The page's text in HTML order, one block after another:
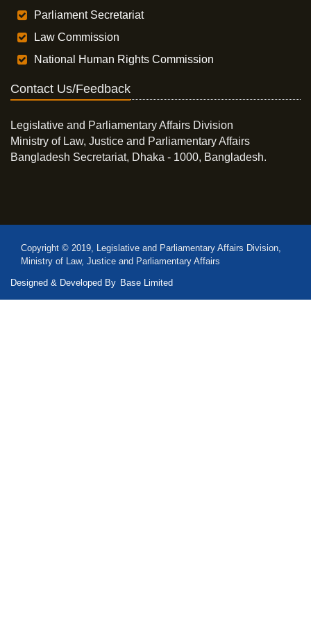
Parliament Secretariat
Law Commission
National Human Rights Commission
Contact Us/Feedback
Legislative and Parliamentary Affairs Division
Ministry of Law, Justice and Parliamentary Affairs
Bangladesh Secretariat, Dhaka - 1000, Bangladesh.
Copyright © 2019, Legislative and Parliamentary Affairs Division,
Ministry of Law, Justice and Parliamentary Affairs
Designed & Developed By Base Limited